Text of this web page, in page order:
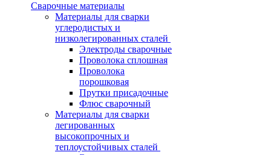
Сварочные материалы
Материалы для сварки
углеродистых и
низколегированных сталей
Электроды сварочные
Проволока сплошная
Проволока
порошковая
Прутки присадочные
Флюс сварочный
Материалы для сварки
легированных
высокопрочных и
теплоустойчивых сталей